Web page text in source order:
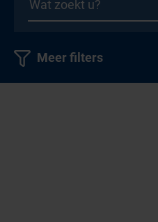
Meer filters